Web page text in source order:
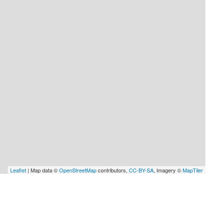
Leaflet | Map data ©OpenStreetMapcontributors, CC-BY-SA, Imagery ©MapTiler